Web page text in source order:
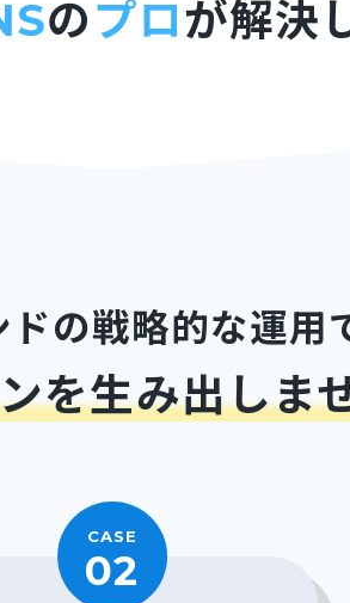
のプロが解決
ドの戦略的な運用
を生み出しま
CASE
02